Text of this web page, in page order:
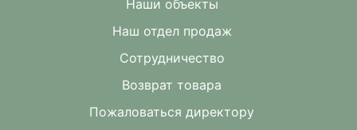
Наши объекты
Наш отдел продаж
Сотрудничество
Возврат товара
Пожаловаться директору